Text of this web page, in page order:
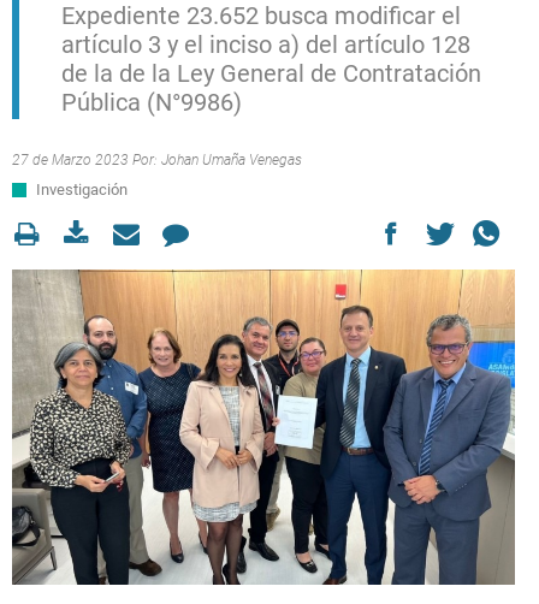
Expediente 23.652 busca modificar el
artículo 3 y el inciso a) del artículo 128
de la de la Ley General de Contratación
Pública (N°9986)
27 de Marzo 2023 Por: Johan Umaña Venegas
Investigación